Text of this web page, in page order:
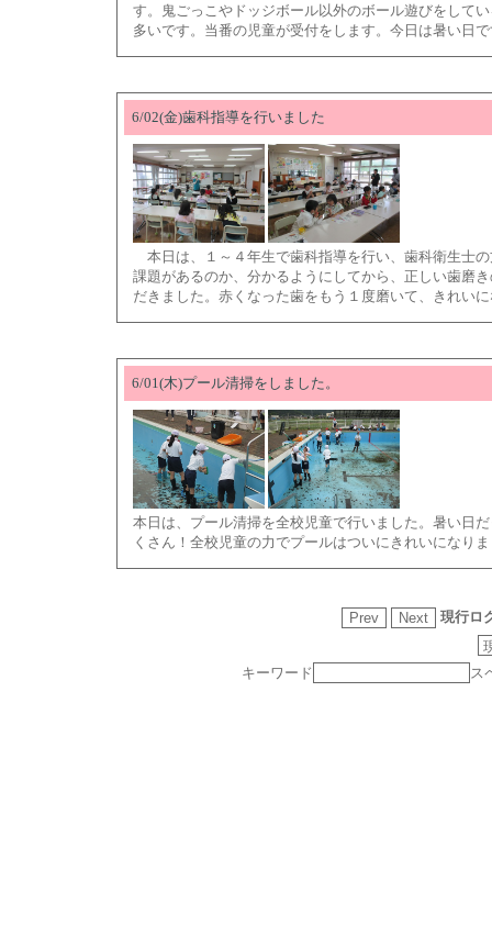
す。鬼ごっこやドッジボール以外のボール遊びをして
多いです。当番の児童が受付をします。今日は暑い日
6/02(金)歯科指導を行いました
本日は、１～４年生で歯科指導を行い、歯科衛生士
課題があるのか、分かるようにしてから、正しい歯磨
だきました。赤くなった歯をもう１度磨いて、きれい
6/01(木)プール清掃をしました。
本日は、プール清掃を全校児童で行いました。暑い日
くさん！全校児童の力でプールはついにきれいになり
現行ロ
キーワード ス